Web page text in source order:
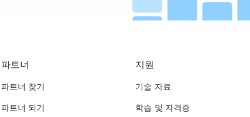
파트너
파트너 찾기
파트너 되기
지원
기술 자료
학습 및 자격증